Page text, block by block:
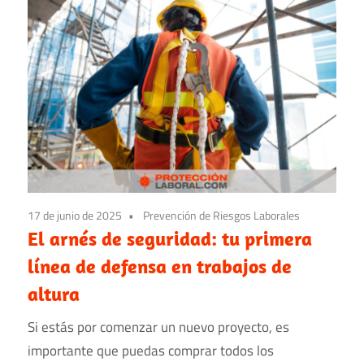
17 de junio de 2025 Prevención de Riesgos Laborales
El arnés de seguridad: tu primera
línea de defensa en trabajos de
altura
Si estás por comenzar un nuevo proyecto, es
importante que puedas comprar todos los